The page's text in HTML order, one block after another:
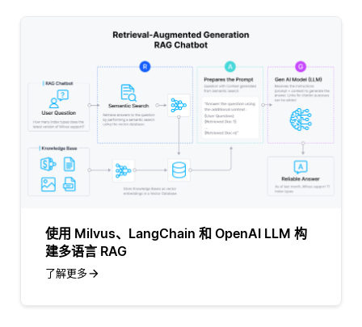
使用 Milvus、LangChain 和 OpenAI LLM 构
建多语言 RAG
了解更多